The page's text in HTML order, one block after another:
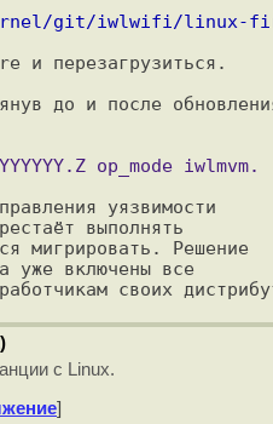
git/iwlwifi/linux-
и перезагрузиться.
до и после
уязвимости
выполнять
мигрировать. Решение
уже включены все
)
с Linux.
]